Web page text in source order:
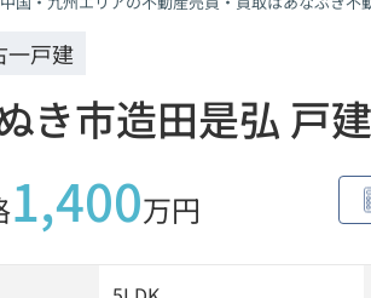
一戸建
き市造田是弘 戸建
1,400万円